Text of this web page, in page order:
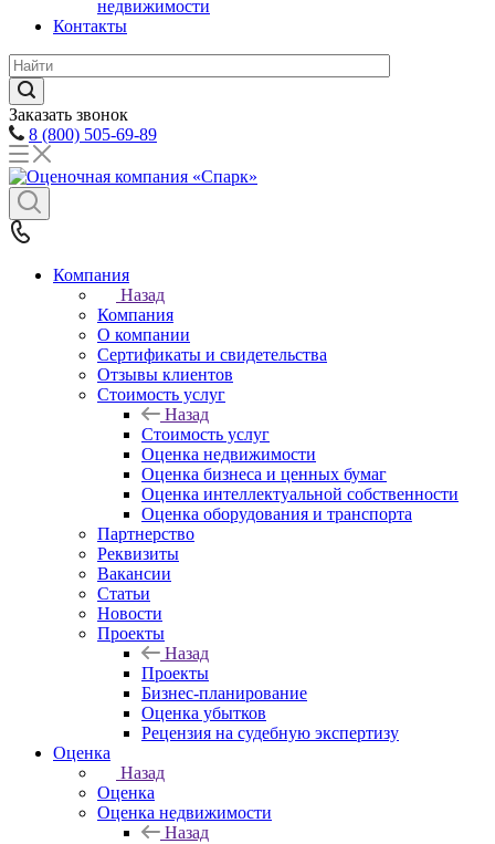
недвижимости
Контакты
Заказать звонок
8 (800) 505-69-89
Компания
Назад
Компания
О компании
Сертификаты и свидетельства
Отзывы клиентов
Стоимость услуг
Назад
Стоимость услуг
Оценка недвижимости
Оценка бизнеса и ценных бумаг
Оценка интеллектуальной собственности
Оценка оборудования и транспорта
Партнерство
Реквизиты
Вакансии
Статьи
Новости
Проекты
Назад
Проекты
Бизнес-планирование
Оценка убытков
Рецензия на судебную экспертизу
Оценка
Назад
Оценка
Оценка недвижимости
Назад